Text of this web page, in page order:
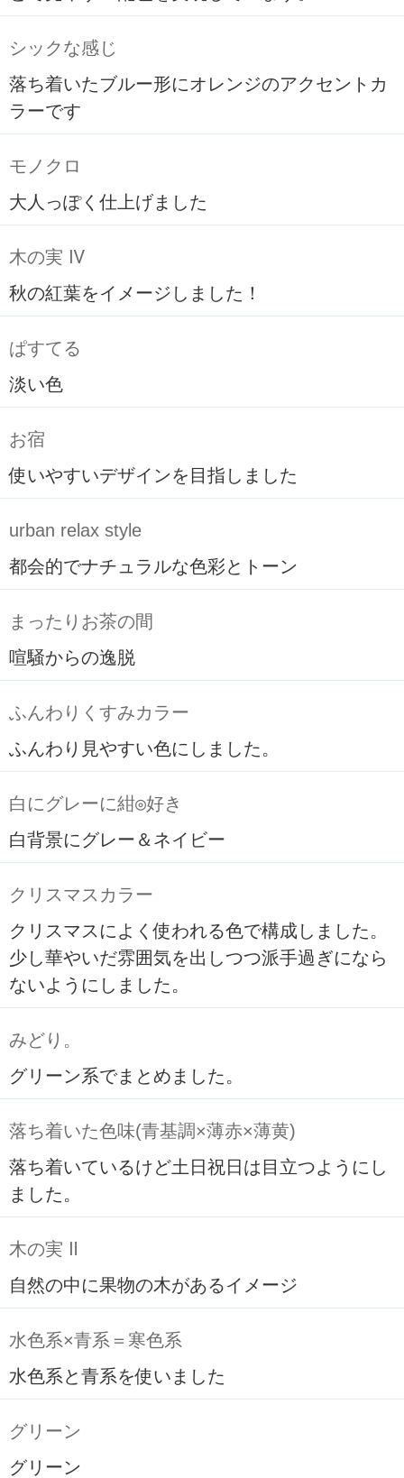
シックな感じ
落ち着いたブルー形にオレンジのアクセントカ
ラーです
モノクロ
大人っぽく仕上げました
木の実 Ⅳ
秋の紅葉をイメージしました！
ぱすてる
淡い色
お宿
使いやすいデザインを目指しました
urban relax style
都会的でナチュラルな色彩とトーン
まったりお茶の間
喧騒からの逸脱
ふんわりくすみカラー
ふんわり見やすい色にしました。
白にグレーに紺◎好き
白背景にグレー＆ネイビー
クリスマスカラー
クリスマスによく使われる色で構成しました。
少し華やいだ雰囲気を出しつつ派手過ぎになら
ないようにしました。
みどり。
グリーン系でまとめました。
落ち着いた色味(青基調×薄赤×薄黄)
落ち着いているけど土日祝日は目立つようにし
ました。
木の実 Ⅱ
自然の中に果物の木があるイメージ
水色系×青系＝寒色系
水色系と青系を使いました
グリーン
グリーン